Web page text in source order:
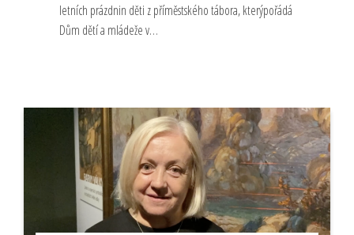
letních prázdnin děti z příměstského tábora, kterýpořádá
Dům dětí a mládeže v…